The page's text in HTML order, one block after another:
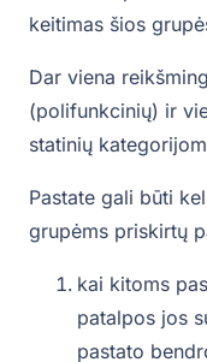
keitimas šios
Dar viena
(polifunkcinių) ir
statinių
Pastate gali būti
grupėms priskirtų
kai kitoms
patalpos jos
pastato